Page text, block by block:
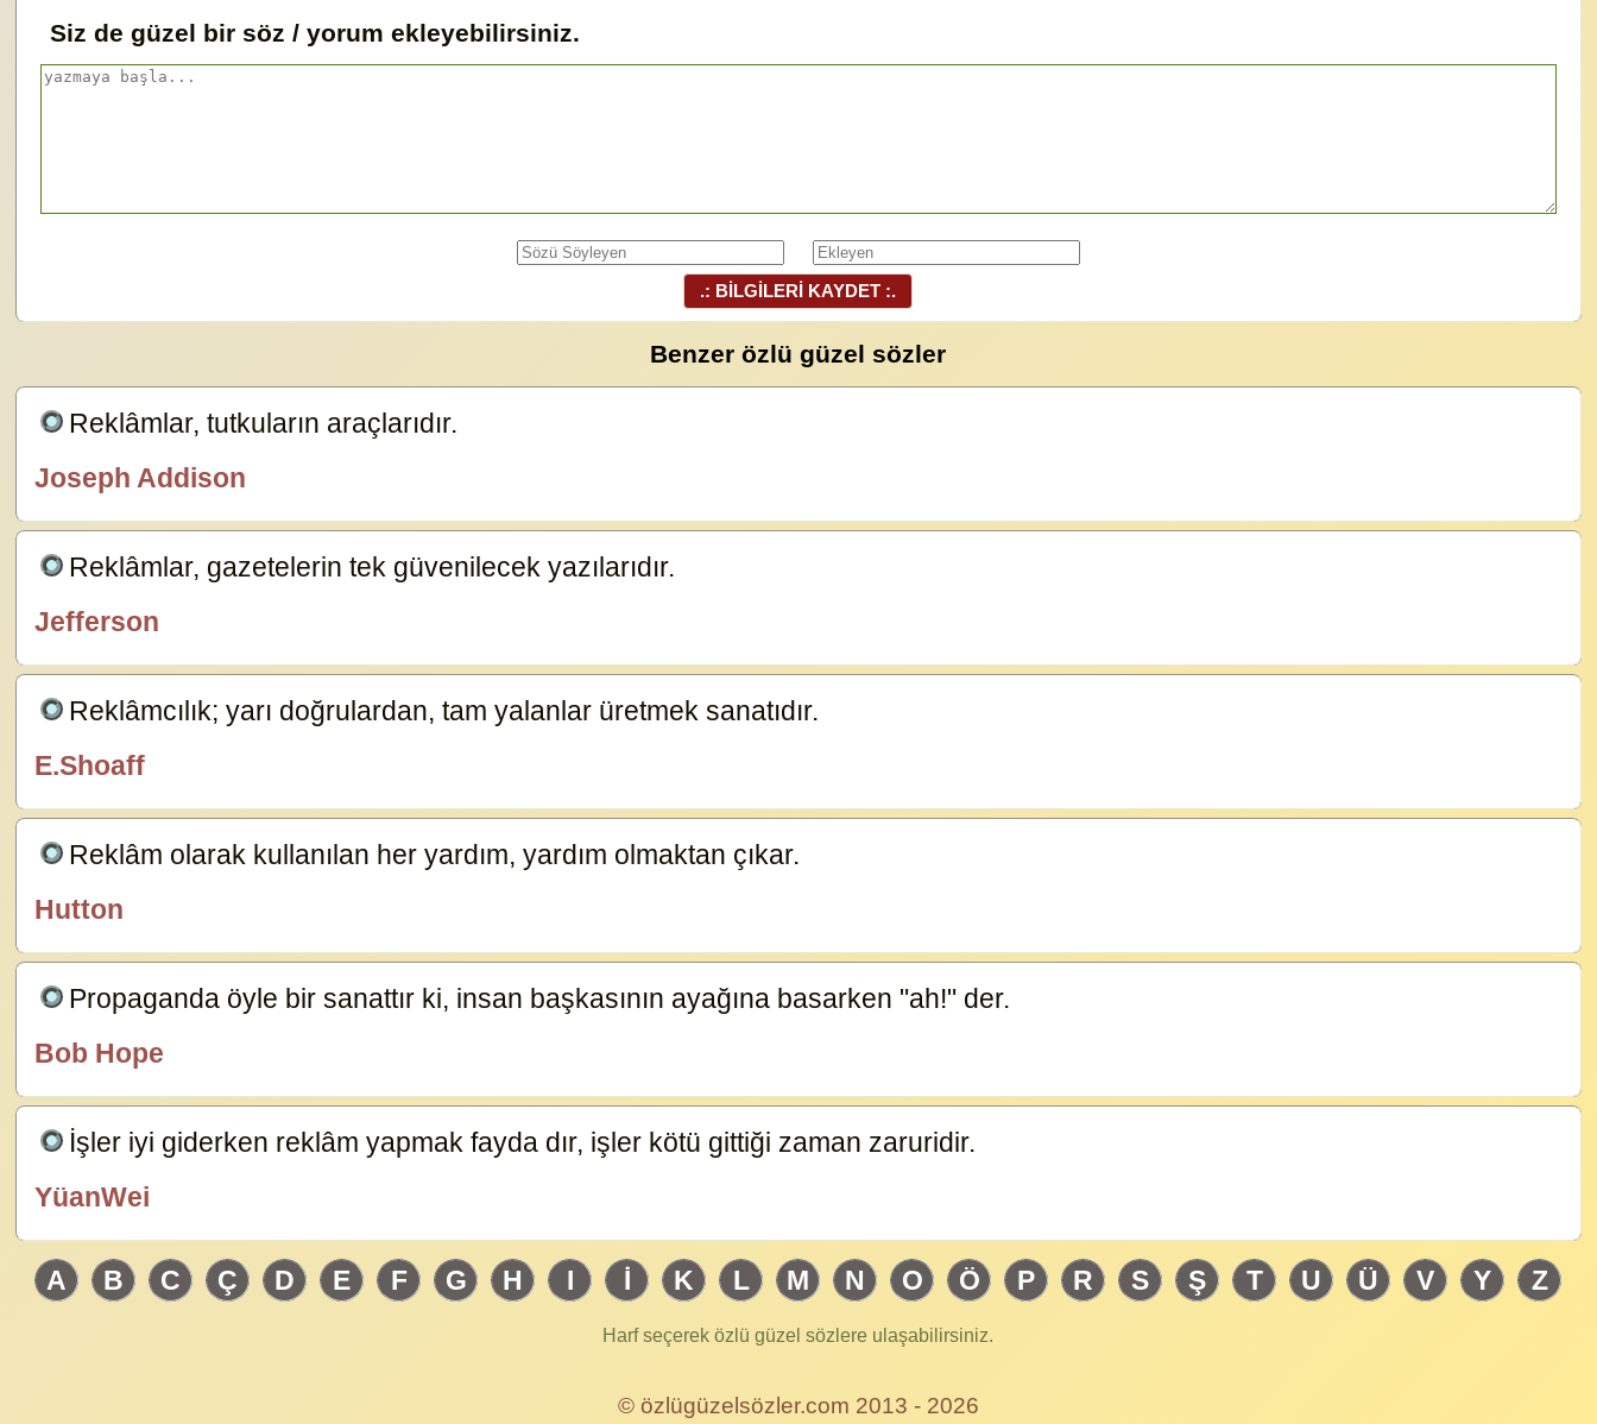
Siz de güzel bir söz / yorum ekleyebilirsiniz.
.: BİLGİLERİ KAYDET :.
Benzer özlü güzel sözler
Reklâmlar, tutkuların araçlarıdır.
Joseph Addison
Reklâmlar, gazetelerin tek güvenilecek yazılarıdır.
Jefferson
Reklâmcılık; yarı doğrulardan, tam yalanlar üretmek sanatıdır.
E.Shoaff
Reklâm olarak kullanılan her yardım, yardım olmaktan çıkar.
Hutton
Propaganda öyle bir sanattır ki, insan başkasının ayağına basarken "ah!" der.
Bob Hope
İşler iyi giderken reklâm yapmak fayda dır, işler kötü gittiği zaman zaruridir.
YüanWei
A B C Ç D E F G H I İ K L M N O Ö P R S Ş T U Ü V Y Z
Harf seçerek özlü güzel sözlere ulaşabilirsiniz.
© özlügüzelsözler.com 2013 - 2026